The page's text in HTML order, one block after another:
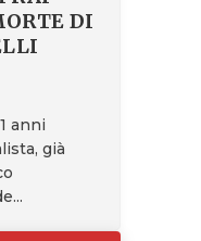
DI
anni
già